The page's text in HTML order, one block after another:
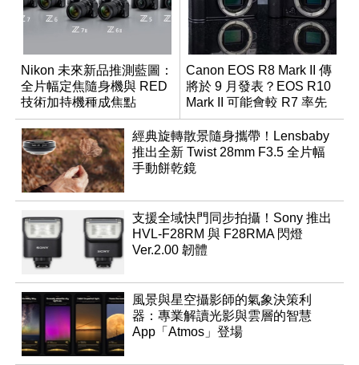
Nikon 未來新品推測藍圖：
全片幅定焦隨身機與 RED
技術加持機種成焦點
Canon EOS R8 Mark II 傳
將於 9 月發表？EOS R10
Mark II 可能會較 R7 率先
推出
經典旋轉散景隨身攜帶！Lensbaby
推出全新 Twist 28mm F3.5 全片幅
手動餅乾鏡
支援全域快門同步拍攝！Sony 推出
HVL-F28RM 與 F28RMA 閃燈
Ver.2.00 韌體
風景與星空攝影師的氣象決策利
器：專業解讀光影與雲層的智慧
App「Atmos」登場